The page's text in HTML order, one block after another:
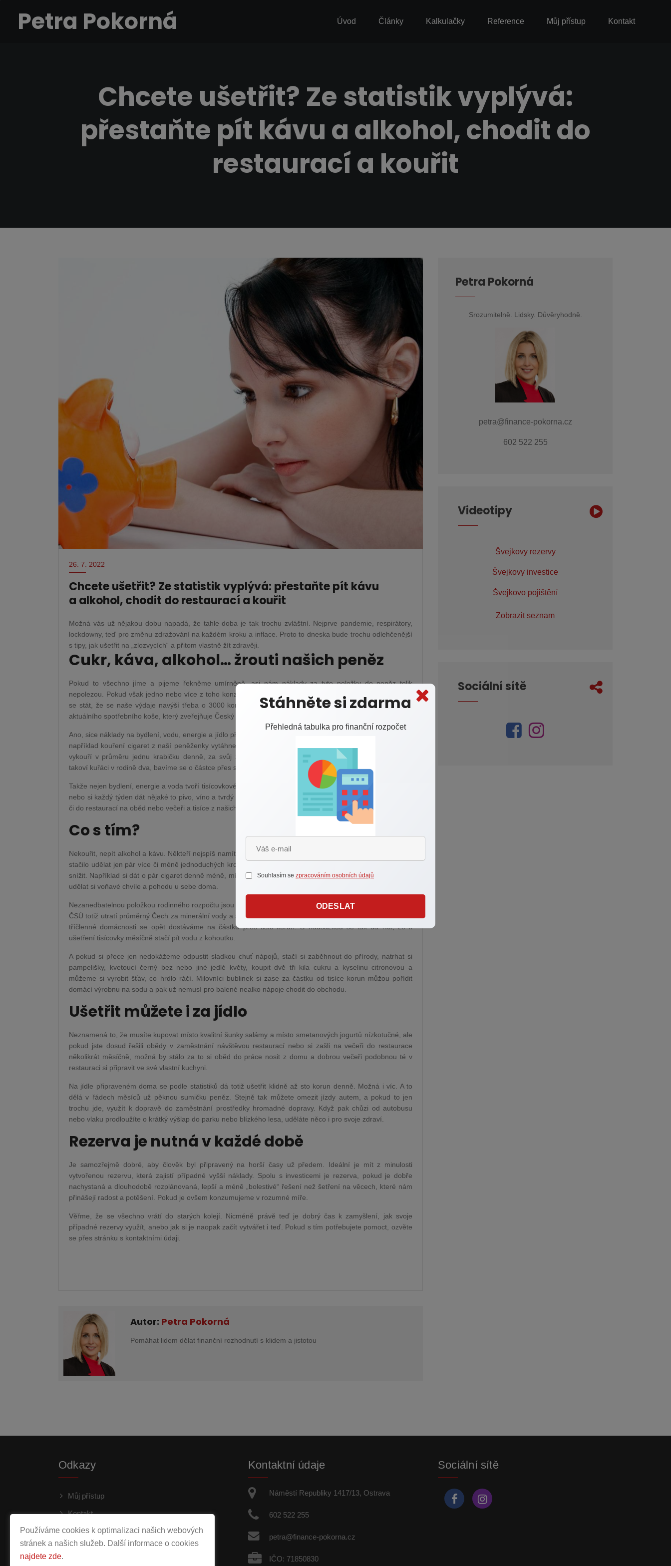
Petra Pokorná Úvod Články Kalkulačky Reference Můj přístup Kontakt
Chcete ušetřit? Ze statistik vyplývá:
přestaňte pít kávu a alkohol, chodit do
restaurací a kouřit
26. 7. 2022
Chcete ušetřit? Ze statistik vyplývá: přestaňte pít kávu
a alkohol, chodit do restaurací a kouřit
Možná vás už nějakou dobu napadá, že tahle doba je tak trochu zvláštní. Nejprve pandemie, respirátory,
lockdowny, teď pro změnu zdražování na každém kroku a inflace. Proto to dneska bude trochu odlehčenější
s tipy, jak ušetřit na „zlozvycích“ a přitom vlastně žít zdravěji.
Cukr, káva, alkohol… žrouti našich peněz
Pokud to všechno jíme a pijeme řekněme umírněně, asi nám náklady za tyto položky do peněz tolik
nepolezou. Pokud však jedno nebo více z toho konzumujeme ve větší míře, a ještě k tomu kouříme, může
se stát, že se naše výdaje navýší třeba o 3000 korun měsíčně, ale i víc. Alespoň to vyplývá ze struktury
aktuálního spotřebního koše, který zveřejňuje Český statistický úřad (ČSÚ).
Ano, sice náklady na bydlení, vodu, energie a jídlo představují největší výdaj našeho rodinného rozpočtu, ale
například kouření cigaret z naší peněženky vytáhne také vysokou částku. Kuřák kvalitnějších cigaret, který
vykouří v průměru jednu krabičku denně, za svůj zlozvyk utratí klidně 3600 korun měsíčně. Pokud jsou
takoví kuřáci v rodině dva, bavíme se o částce přes sedm tisíc korun jen za cigarety.
Takže nejen bydlení, energie a voda tvoří tisícovkové položky našeho rodinného rozpočtu. Prostě stačí kouřit
nebo si každý týden dát nějaké to pivo, víno a tvrdý alkohol, zajít opakovaně do kavárny na kávu a zákusek
či do restaurací na oběd nebo večeři a tisíce z našich vydělaných peněz nebo úspor jsou pryč.
Co s tím?
Nekouřit, nepít alkohol a kávu. Někteří nejspíš namítnou, že už by jim nezbyla žádná radost. Možná by však
stačilo udělat jen pár více či méně jednoduchých kroků, které by mohly náklady za tyhle položky v rozpočtu
snížit. Například si dát o pár cigaret denně méně, místo tří piv jedno anebo si koupit kávovar, kvalitní kávu a
udělat si voňavé chvíle a pohodu u sebe doma.
Nezanedbatelnou položkou rodinného rozpočtu jsou ale překvapivě i nealko nápoje. Podle spotřebního koše
ČSÚ totiž utratí průměrný Čech za minerální vody a slazené nápoje téměř 385 korun měsíčně. Už v případě
tříčlenné domácnosti se opět dostáváme na částku přes tisíc korun. S nadsázkou se tak dá říct, že k
ušetření tisícovky měsíčně stačí pít vodu z kohoutku.
A pokud si přece jen nedokážeme odpustit sladkou chuť nápojů, stačí si zaběhnout do přírody, natrhat si
pampelišky, kvetoucí černý bez nebo jiné jedlé květy, koupit dvě tři kila cukru a kyselinu citronovou a
můžeme si vyrobit šťáv, co hrdlo ráčí. Milovníci bublinek si zase za částku od tisíce korun můžou pořídit
domácí výrobnu na sodu a pak už nemusí pro balené nealko nápoje chodit do obchodu.
Ušetřit můžete i za jídlo
Neznamená to, že musíte kupovat místo kvalitní šunky salámy a místo smetanových jogurtů nízkotučné, ale
pokud jste dosud řešili obědy v zaměstnání návštěvou restaurací nebo si zašli na večeři do restaurace
několikrát měsíčně, možná by stálo za to si oběd do práce nosit z domu a dobrou večeři podobnou té v
restauraci si připravit ve své vlastní kuchyni.
Na jídle připraveném doma se podle statistiků dá totiž ušetřit klidně až sto korun denně. Možná i víc. A to
dělá v řádech měsíců už pěknou sumičku peněz. Stejně tak můžete omezit jízdy autem, a pokud to jen
trochu jde, využít k dopravě do zaměstnání prostředky hromadné dopravy. Když pak chůzi od autobusu
nebo vlaku prodloužíte o krátký výšlap do parku nebo blízkého lesa, uděláte něco i pro svoje zdraví.
Rezerva je nutná v každé době
Je samozřejmě dobré, aby člověk byl připravený na horší časy už předem. Ideální je mít z minulosti
vytvořenou rezervu, která zajistí případné vyšší náklady. Spolu s investicemi je rezerva, pokud je dobře
nachystaná a dlouhodobě rozplánovaná, lepší a méně „bolestivé“ řešení než šetření na věcech, které nám
přinášejí radost a potěšení. Pokud je ovšem konzumujeme v rozumné míře.
Věřme, že se všechno vrátí do starých kolejí. Nicméně právě teď je dobrý čas k zamyšlení, jak svoje
případné rezervy využít, anebo jak si je naopak začít vytvářet i teď. Pokud s tím potřebujete pomoct, ozvěte
se přes stránku s kontaktními údaji.
Autor: Petra Pokorná
Pomáhat lidem dělat finanční rozhodnutí s klidem a jistotou
Petra Pokorná
Srozumitelně. Lidsky. Důvěryhodně.
petra@finance-pokorna.cz
602 522 255
Videotipy
Švejkovy rezervy
Švejkovy investice
Švejkovo pojištění
Zobrazit seznam
Sociální sítě
Odkazy
Můj přístup
Kontakt
Ochrana osobních údajů
Kontaktní údaje
Náměstí Republiky 1417/13, Ostrava
602 522 255
petra@finance-pokorna.cz
IČO: 71850830
Sociální sítě
Používáme cookies k optimalizaci našich webových
stránek a našich služeb. Další informace o cookies
najdete zde.
Stáhněte si zdarma
Přehledná tabulka pro finanční rozpočet
Souhlasím se zpracováním osobních údajů
ODESLAT